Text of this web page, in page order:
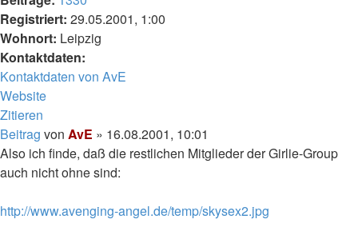
Registriert: 29.05.2001, 1:00
Wohnort: Leipzig
Kontaktdaten:
Kontaktdaten von AvE
Website
Zitieren
Beitrag von AvE » 16.08.2001, 10:01
Also ich finde, daß die restlichen Mitglieder der Girlie-Group
auch nicht ohne sind:
http://www.avenging-angel.de/temp/skysex2.jpg